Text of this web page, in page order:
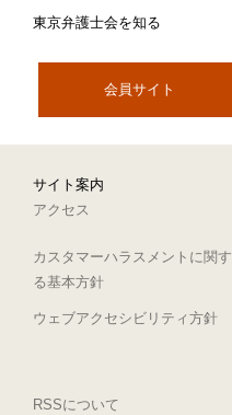
東京弁護士会を知る
会員サイト
サイト案内
アクセス
カスタマーハラスメントに関す
る基本方針
ウェブアクセシビリティ方針
RSSについて